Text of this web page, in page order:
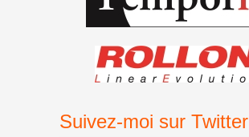
Suivez-moi sur Twitter